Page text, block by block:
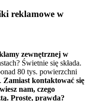
reklamowe w
zewnętrznej w
Świetnie się składa.
80 tys. powierzchni
Zamiast kontaktować się
nam, czego
Proste, prawda?